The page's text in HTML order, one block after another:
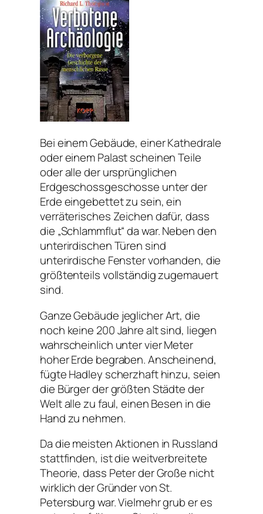
Bei einem Gebäude, einer Kathedrale
oder einem Palast scheinen Teile
oder alle der ursprünglichen
Erdgeschossgeschosse unter der
Erde eingebettet zu sein, ein
verräterisches Zeichen dafür, dass
die „Schlammflut“ da war. Neben den
unterirdischen Türen sind
unterirdische Fenster vorhanden, die
größtenteils vollständig zugemauert
sind.
Ganze Gebäude jeglicher Art, die
noch keine 200 Jahre alt sind, liegen
wahrscheinlich unter vier Meter
hoher Erde begraben. Anscheinend,
fügte Hadley scherzhaft hinzu, seien
die Bürger der größten Städte der
Welt alle zu faul, einen Besen in die
Hand zu nehmen.
Da die meisten Aktionen in Russland
stattfinden, ist die weitverbreitete
Theorie, dass Peter der Große nicht
wirklich der Gründer von St.
Petersburg war. Vielmehr grub er es